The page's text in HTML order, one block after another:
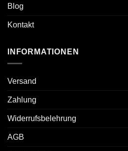
Blog
Kontakt
INFORMATIONEN
Versand
Zahlung
Widerrufsbelehrung
AGB